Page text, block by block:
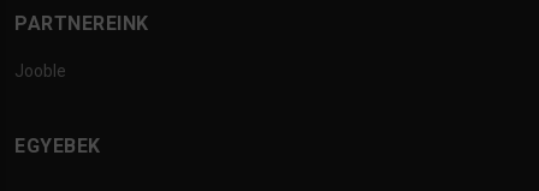
PARTNEREINK
Jooble
EGYEBEK